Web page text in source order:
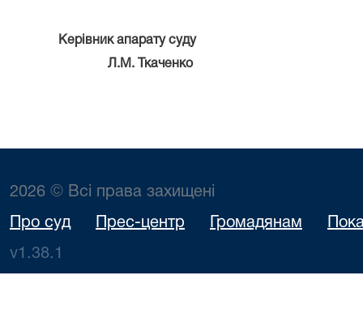
Керівник апарату суду
Л.М. Ткаченко
2026 © Всі права захищені
Про суд Прес-центр Громадянам
v1.38.1